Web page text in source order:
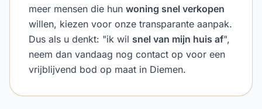
meer mensen die hun woning snel verkopen
willen, kiezen voor onze transparante aanpak.
Dus als u denkt: "ik wil snel van mijn huis af",
neem dan vandaag nog contact op voor een
vrijblijvend bod op maat in Diemen.